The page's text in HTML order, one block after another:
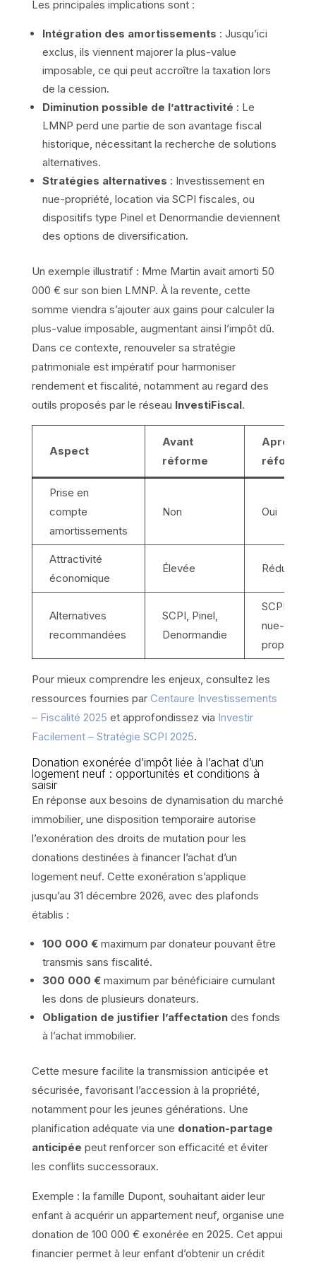
Les principales implications sont :
Intégration des amortissements : Jusqu’ici
exclus, ils viennent majorer la plus-value
imposable, ce qui peut accroître la taxation lors
de la cession.
Diminution possible de l’attractivité : Le
LMNP perd une partie de son avantage fiscal
historique, nécessitant la recherche de solutions
alternatives.
Stratégies alternatives : Investissement en
nue-propriété, location via SCPI fiscales, ou
dispositifs type Pinel et Denormandie deviennent
des options de diversification.
Un exemple illustratif : Mme Martin avait amorti 50
000 € sur son bien LMNP. À la revente, cette
somme viendra s’ajouter aux gains pour calculer la
plus-value imposable, augmentant ainsi l’impôt dû.
Dans ce contexte, renouveler sa stratégie
patrimoniale est impératif pour harmoniser
rendement et fiscalité, notamment au regard des
outils proposés par le réseau InvestiFiscal.
Aspect
Avant
réforme
Après
réforme
Prise en
compte
amortissements
Non Oui
Attractivité
économique
Élevée Réduite
Alternatives
recommandées
SCPI, Pinel,
Denormandie
SCPI,
nue-
propriété
Pour mieux comprendre les enjeux, consultez les
ressources fournies par Centaure Investissements
– Fiscalité 2025 et approfondissez via Investir
Facilement – Stratégie SCPI 2025.
Donation exonérée d’impôt liée à l’achat d’un
logement neuf : opportunités et conditions à
saisir
En réponse aux besoins de dynamisation du marché
immobilier, une disposition temporaire autorise
l’exonération des droits de mutation pour les
donations destinées à financer l’achat d’un
logement neuf. Cette exonération s’applique
jusqu’au 31 décembre 2026, avec des plafonds
établis :
100 000 €maximum par donateur pouvant être
transmis sans fiscalité.
300 000 €maximum par bénéficiaire cumulant
les dons de plusieurs donateurs.
Obligation de justifier l’affectationdes fonds
à l’achat immobilier.
Cette mesure facilite la transmission anticipée et
sécurisée, favorisant l’accession à la propriété,
notamment pour les jeunes générations. Une
planification adéquate via une donation-partage
anticipée peut renforcer son efficacité et éviter
les conflits successoraux.
Exemple : la famille Dupont, souhaitant aider leur
enfant à acquérir un appartement neuf, organise une
donation de 100 000 € exonérée en 2025. Cet appui
financier permet à leur enfant d’obtenir un crédit